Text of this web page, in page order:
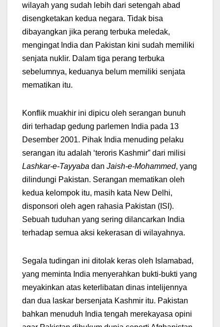
wilayah yang sudah lebih dari setengah abad
disengketakan kedua negara. Tidak bisa
dibayangkan jika perang terbuka meledak,
mengingat India dan Pakistan kini sudah memiliki
senjata nuklir. Dalam tiga perang terbuka
sebelumnya, keduanya belum memiliki senjata
mematikan itu.
Konflik muakhir ini dipicu oleh serangan bunuh
diri terhadap gedung parlemen India pada 13
Desember 2001. Pihak India menuding pelaku
serangan itu adalah ‘teroris Kashmir” dari milisi
Lashkar-e-Tayyaba dan Jaish-e-Mohammed, yang
dilindungi Pakistan. Serangan mematikan oleh
kedua kelompok itu, masih kata New Delhi,
disponsori oleh agen rahasia Pakistan (ISI).
Sebuah tuduhan yang sering dilancarkan India
terhadap semua aksi kekerasan di wilayahnya.
Segala tudingan ini ditolak keras oleh Islamabad,
yang meminta India menyerahkan bukti-bukti yang
meyakinkan atas keterlibatan dinas intelijennya
dan dua laskar bersenjata Kashmir itu. Pakistan
bahkan menuduh India tengah merekayasa opini